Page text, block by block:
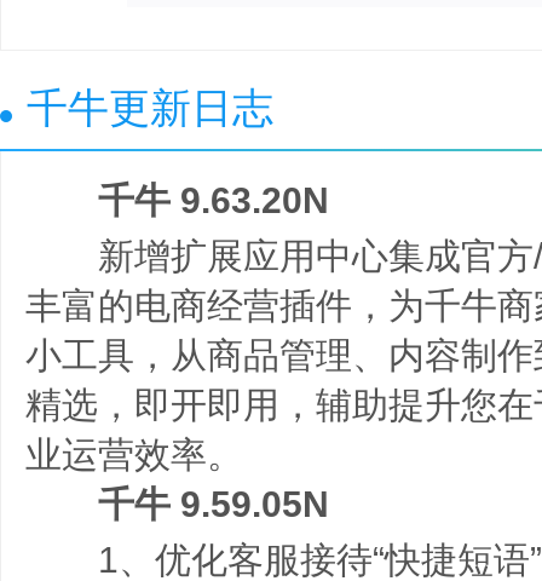
千牛更新日志
千牛 9.63.20N
新增扩展应用中心集成官方/
丰富的电商经营插件，为千牛
小工具，从商品管理、内容制
精选，即开即用，辅助提升您
业运营效率。
千牛 9.59.05N
1、优化客服接待“快捷短语”